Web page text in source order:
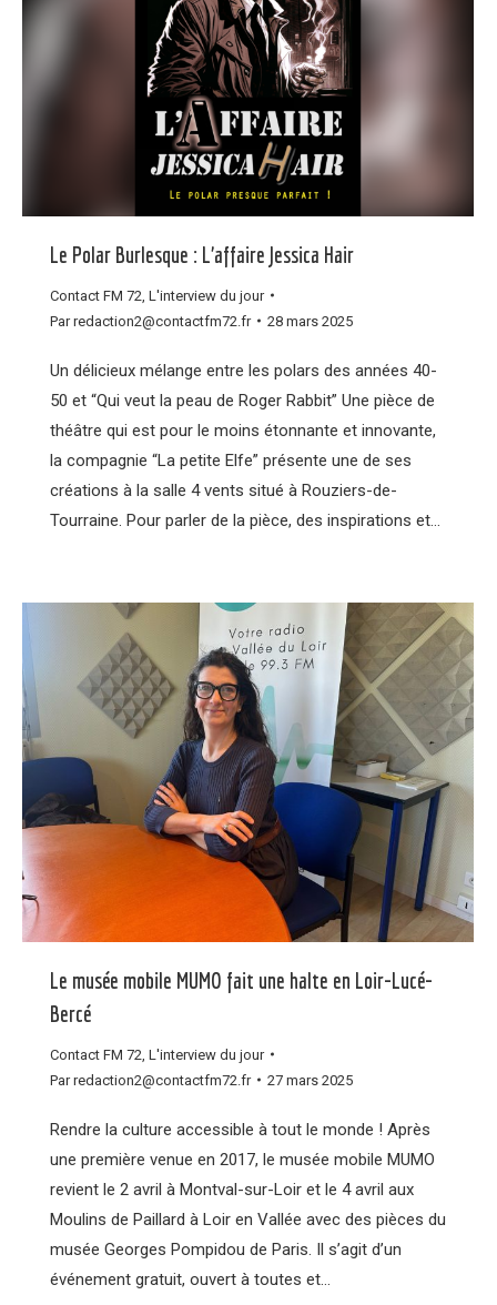
Le Polar Burlesque : L’affaire Jessica Hair
Contact FM 72 L'interview du jour
Parredaction2@contactfm72.fr 28 mars 2025
Un délicieux mélange entre les polars des années 40-
50 et “Qui veut la peau de Roger Rabbit” Une pièce de
théâtre qui est pour le moins étonnante et innovante,
la compagnie “La petite Elfe” présente une de ses
créations à la salle 4 vents situé à Rouziers-de-
Tourraine. Pour parler de la pièce, des inspirations et…
Le musée mobile MUMO fait une halte en Loir-Lucé-
Bercé
Contact FM 72 L'interview du jour
Parredaction2@contactfm72.fr 27 mars 2025
Rendre la culture accessible à tout le monde ! Après
une première venue en 2017, le musée mobile MUMO
revient le 2 avril à Montval-sur-Loir et le 4 avril aux
Moulins de Paillard à Loir en Vallée avec des pièces du
musée Georges Pompidou de Paris. Il s’agit d’un
événement gratuit, ouvert à toutes et…